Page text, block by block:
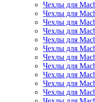
Чехлы для
Чехлы для
Чехлы для
Чехлы для
Чехлы для
Чехлы для
Чехлы для
Чехлы для
Чехлы для
Чехлы для
Чехлы для